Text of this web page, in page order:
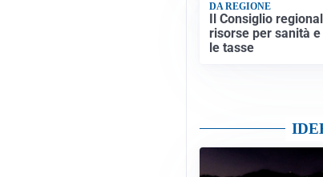
DA REGIONE
Il Consiglio
risorse per sanità
le tasse